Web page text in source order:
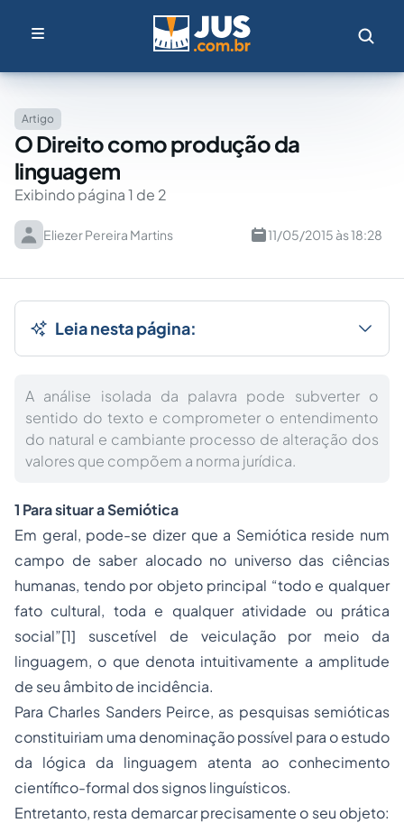
Artigo
O Direito como produção da
linguagem
Exibindo página 1 de 2
Eliezer Pereira Martins 11/05/2015 às 18:28
Leia nesta página:
A análise isolada da palavra pode subverter o
sentido do texto e comprometer o entendimento
do natural e cambiante processo de alteração dos
valores que compõem a norma jurídica.
1 Para situar a Semiótica
Em geral, pode-se dizer que a Semiótica reside num
campo de saber alocado no universo das ciências
humanas, tendo por objeto principal “todo e qualquer
fato cultural, toda e qualquer atividade ou prática
social”[1] suscetível de veiculação por meio da
linguagem, o que denota intuitivamente a amplitude
de seu âmbito de incidência.
Para Charles Sanders Peirce, as pesquisas semióticas
constituiriam uma denominação possível para o estudo
da lógica da linguagem atenta ao conhecimento
científico-formal dos signos linguísticos.
Entretanto, resta demarcar precisamente o seu objeto: